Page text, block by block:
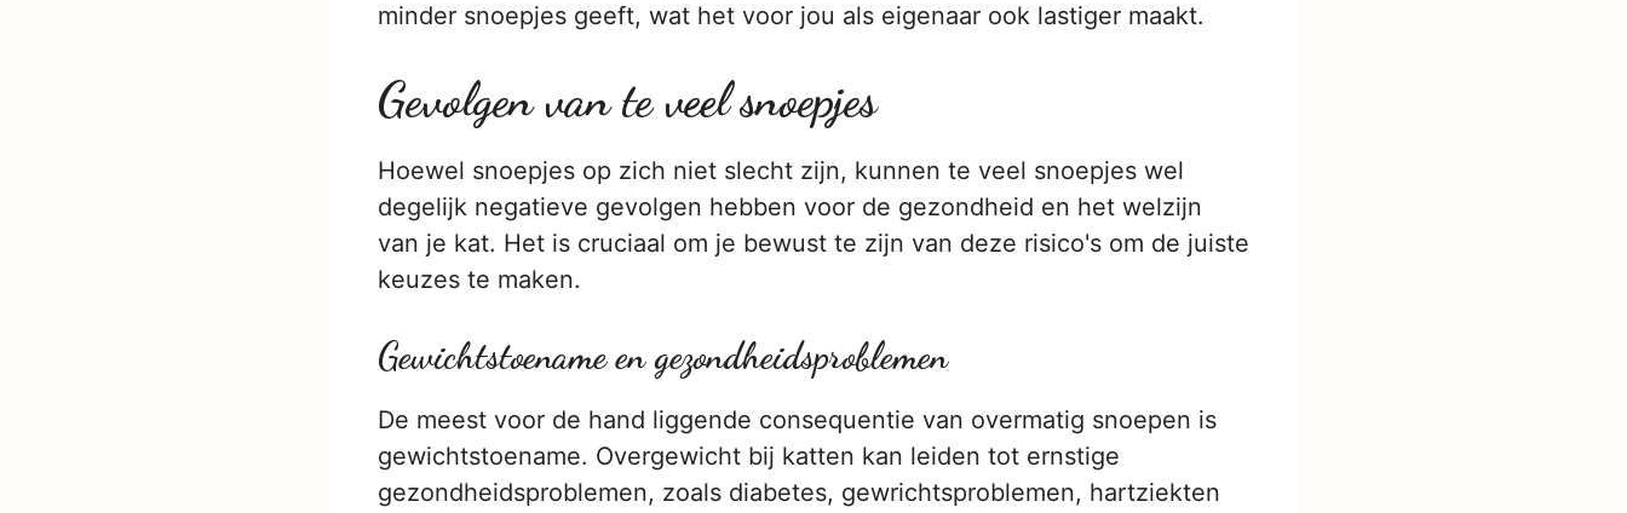
minder snoepjes geeft, wat het voor jou als eigenaar ook lastiger maakt.
Gevolgen van te veel snoepjes
Hoewel snoepjes op zich niet slecht zijn, kunnen te veel snoepjes wel
degelijk negatieve gevolgen hebben voor de gezondheid en het welzijn
van je kat. Het is cruciaal om je bewust te zijn van deze risico's om de juiste
keuzes te maken.
Gewichtstoename en gezondheidsproblemen
De meest voor de hand liggende consequentie van overmatig snoepen is
gewichtstoename. Overgewicht bij katten kan leiden tot ernstige
gezondheidsproblemen, zoals diabetes, gewrichtsproblemen, hartziekten